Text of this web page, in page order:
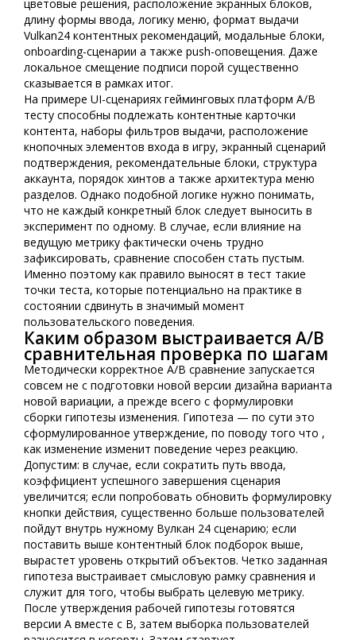
цветовые решения, расположение экранных блоков,
длину формы ввода, логику меню, формат выдачи
Vulkan24 контентных рекомендаций, модальные блоки,
onboarding-сценарии а также push-оповещения. Даже
локальное смещение подписи порой существенно
сказывается в рамках итог.
На примере UI-сценариях гейминговых платформ A/B
тесту способны подлежать контентные карточки
контента, наборы фильтров выдачи, расположение
кнопочных элементов входа в игру, экранный сценарий
подтверждения, рекомендательные блоки, структура
аккаунта, порядок хинтов а также архитектура меню
разделов. Однако подобной логике нужно понимать,
что не каждый конкретный блок следует выносить в
эксперимент по одному. В случае, если влияние на
ведущую метрику фактически очень трудно
зафиксировать, сравнение способен стать пустым.
Именно поэтому как правило выносят в тест такие
точки теста, которые потенциально на практике в
состоянии сдвинуть в значимый момент
пользовательского поведения.
Каким образом выстраивается A/B
сравнительная проверка по шагам
Методически корректное A/B сравнение запускается
совсем не с подготовки новой версии дизайна варианта
новой вариации, а прежде всего с формулировки
сборки гипотезы изменения. Гипотеза — по сути это
сформулированное утверждение, по поводу того что ,
как изменение изменит поведение через реакцию.
Допустим: в случае, если сократить путь ввода,
коэффициент успешного завершения сценария
увеличится; если попробовать обновить формулировку
кнопки действия, существенно больше пользователей
пойдут внутрь нужному Вулкан 24 сценарию; если
поставить выше контентный блок подборок выше,
вырастет уровень открытий объектов. Четко заданная
гипотеза выстраивает смысловую рамку сравнения и
служит для того, чтобы выбрать целевую метрику.
После утверждения рабочей гипотезы готовятся
версии A вместе с B, затем выборка пользователей